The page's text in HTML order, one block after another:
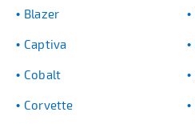
Blazer
Captiva
Cobalt
Corvette